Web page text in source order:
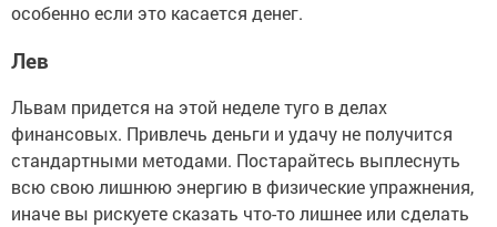
особенно если это касается денег.
Лев
Львам придется на этой неделе туго в делах
финансовых. Привлечь деньги и удачу не получится
стандартными методами. Постарайтесь выплеснуть
всю свою лишнюю энергию в физические упражнения,
иначе вы рискуете сказать что-то лишнее или сделать